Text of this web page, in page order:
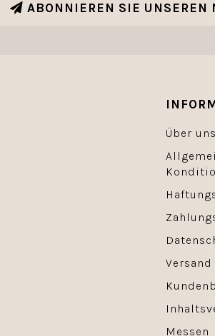
ABONNIEREN SIE UNSEREN
Über uns
Messen